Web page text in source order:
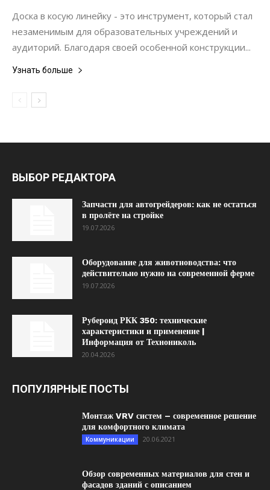
Доска в косую линейку - это инструмент, который стал
незаменимым для образовательных учреждений и
аудиторий. Благодаря своей особенной конструкции...
Узнать больше
ВЫБОР РЕДАКТОРА
Запчасти для автогрейдеров: как не остаться
в пролёте на стройке
19.07.2026
Оборудование для животноводства: что
действительно нужно на современной ферме
19.07.2026
Рубероид РКК 350: технические
характеристики и применение |
Информация от Технониколь
20.04.2026
ПОПУЛЯРНЫЕ ПОСТЫ
Монтаж VRV систем – современное решение
для комфортного климата
Коммуникации 20.06.2021
Обзор современных материалов для стен и
фасадов зданий с описанием